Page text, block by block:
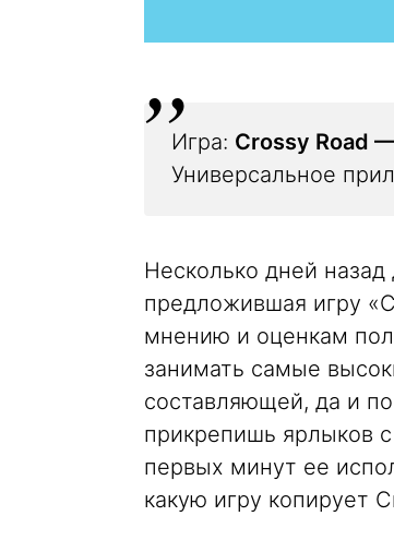
Игра: Crossy Road
Универсальное
Несколько дней назад
предложившая игру
мнению и оценкам
занимать самые
составляющей, да и
прикрепишь ярлыков
первых минут ее
какую игру копирует